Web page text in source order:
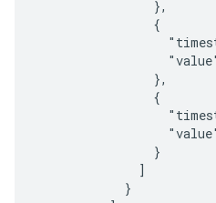
                },
                {
                },
                {
                }
              ]
            }